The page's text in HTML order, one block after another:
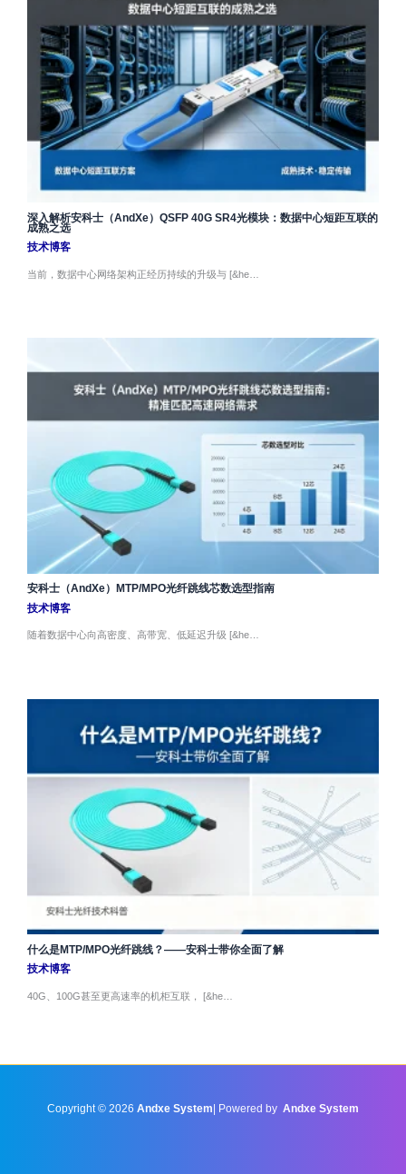
深入解析安科士（AndXe）QSFP 40G SR4光模块：数据中心短距互联的
成熟之选
技术博客
当前，数据中心网络架构正经历持续的升级与 [&he…
安科士（AndXe）MTP/MPO光纤跳线芯数选型指南
技术博客
随着数据中心向高密度、高带宽、低延迟升级 [&he…
什么是MTP/MPO光纤跳线？——安科士带你全面了解
技术博客
40G、100G甚至更高速率的机柜互联， [&he…
Copyright © 2026 Andxe System | Powered by Andxe System